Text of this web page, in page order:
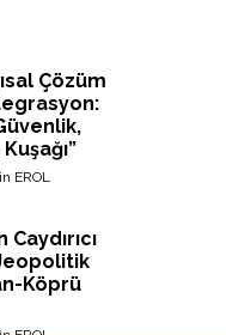
Çözüm
EROL
Köprü